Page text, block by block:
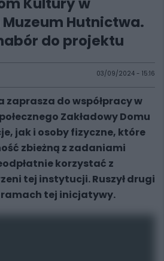
Hutnictwa.
do projektu
03/09/2024 - 15:16
zaprasza do współpracy w
Zakładowy Domu
jak i osoby fizyczne, które
zbieżną z zadaniami
korzystać z
tej instytucji. Ruszył drugi
tej inicjatywy.